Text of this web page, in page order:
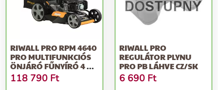
RIWALL PRO RPM 4640
PRO MULTIFUNKCIÓS
ÖNJÁRÓ FŰNYÍRÓ 4 AZ
1-BEN
118 790 Ft
RIWALL PRO
REGULÁTOR PLYNU
PRO PB LÁHVE CZ/SK
6 690 Ft